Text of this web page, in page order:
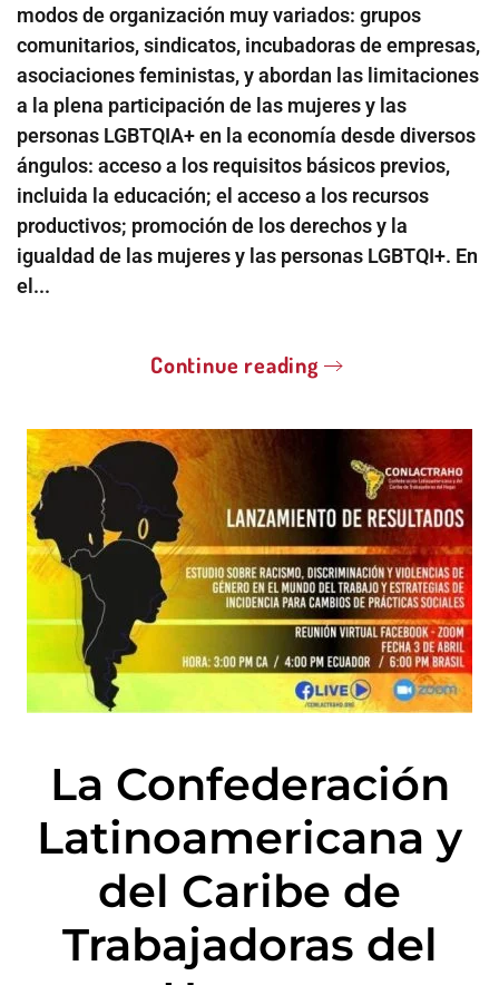
modos de organización muy variados: grupos
comunitarios, sindicatos, incubadoras de empresas,
asociaciones feministas, y abordan las limitaciones
a la plena participación de las mujeres y las
personas LGBTQIA+ en la economía desde diversos
ángulos: acceso a los requisitos básicos previos,
incluida la educación; el acceso a los recursos
productivos; promoción de los derechos y la
igualdad de las mujeres y las personas LGBTQI+. En
el...
Continue reading
La Confederación
Latinoamericana y
del Caribe de
Trabajadoras del